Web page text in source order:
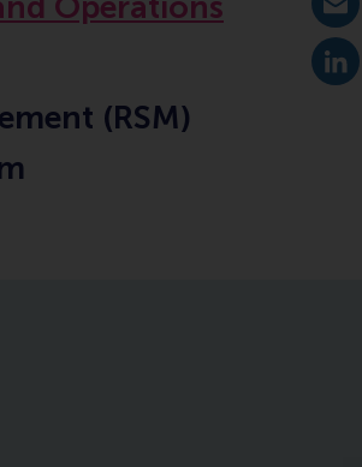
(RSM)
E-